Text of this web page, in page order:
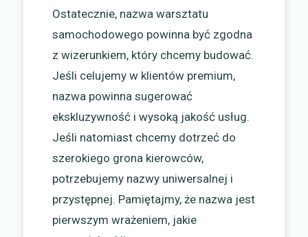
Ostatecznie, nazwa warsztatu
samochodowego powinna być zgodna
z wizerunkiem, który chcemy budować.
Jeśli celujemy w klientów premium,
nazwa powinna sugerować
ekskluzywność i wysoką jakość usług.
Jeśli natomiast chcemy dotrzeć do
szerokiego grona kierowców,
potrzebujemy nazwy uniwersalnej i
przystępnej. Pamiętajmy, że nazwa jest
pierwszym wrażeniem, jakie